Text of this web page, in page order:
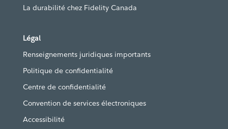
La durabilité chez Fidelity Canada
Légal
Renseignements juridiques importants
Politique de confidentialité
Centre de confidentialité
Convention de services électroniques
Accessibilité